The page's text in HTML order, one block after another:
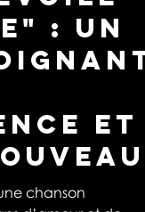
: un
et